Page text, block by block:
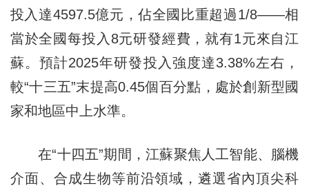
投入達4597.5億元，佔全國比重超過1/8——相
當於全國每投入8元研發經費，就有1元來自江
蘇。預計2025年研發投入強度達3.38%左右，
較“十三五”末提高0.45個百分點，處於創新型國
家和地區中上水準。
在“十四五”期間，江蘇聚焦人工智能、腦機
介面、合成生物等前沿領域，遴選省內頂尖科